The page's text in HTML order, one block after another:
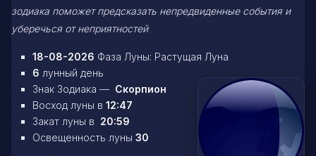
зодиака поможет предсказать непредвиденные события и
уберечься от неприятностей
18-08-2026 Фаза Луны: Растущая Луна
6 лунный день
Знак Зодиака — Скорпион
Восход луны в 12:47
Закат луны в 20:59
Освещенность луны 30